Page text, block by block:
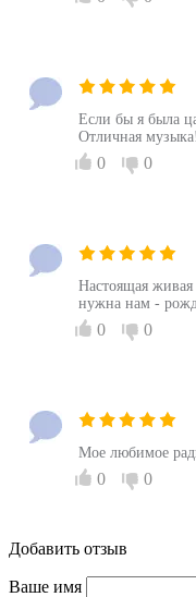
Если бы я была
Отличная музыка!
0 0
Настоящая
нужна нам -
0 0
Мое любимое
0 0
Добавить отзыв
Ваше имя